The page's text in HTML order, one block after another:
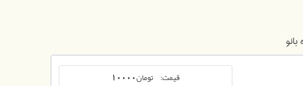
بانو
قیمت: تومان10000